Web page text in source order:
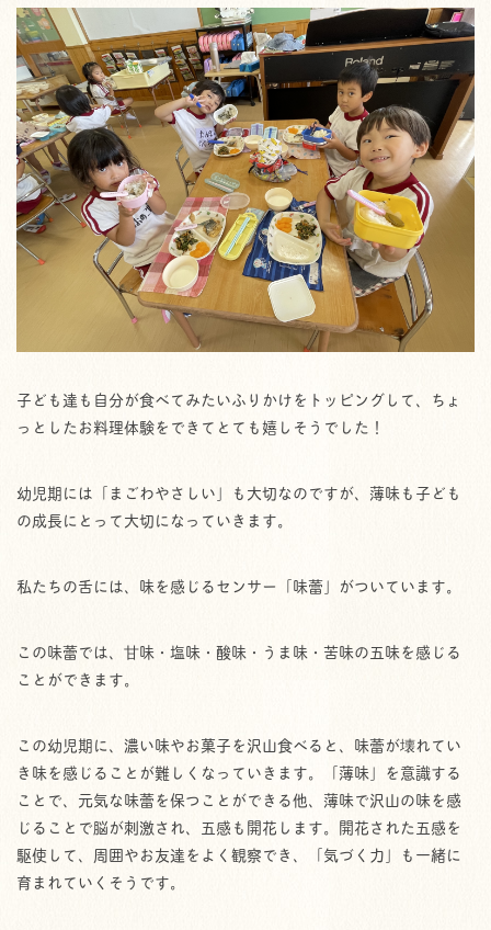
子ども達も自分が食べてみたいふりかけをトッピングして、ちょ
っとしたお料理体験をできてとても嬉しそうでした！
幼児期には「まごわやさしい」も大切なのですが、薄味も子ども
の成長にとって大切になっていきます。
私たちの舌には、味を感じるセンサー「味蕾」がついています。
この味蕾では、甘味・塩味・酸味・うま味・苦味の五味を感じる
ことができます。
この幼児期に、濃い味やお菓子を沢山食べると、味蕾が壊れてい
き味を感じることが難しくなっていきます。「薄味」を意識する
ことで、元気な味蕾を保つことができる他、薄味で沢山の味を感
じることで脳が刺激され、五感も開花します。開花された五感を
駆使して、周囲やお友達をよく観察でき、「気づく力」も一緒に
育まれていくそうです。